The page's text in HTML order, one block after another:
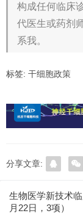
构成任何临床
代医生或药剂
系我。
标签: 干细胞政策
分享文章:
生物医学新技术
月22日，3项）